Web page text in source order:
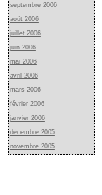
septembre 2006
août 2006
juillet 2006
juin 2006
mai 2006
avril 2006
mars 2006
février 2006
janvier 2006
décembre 2005
novembre 2005